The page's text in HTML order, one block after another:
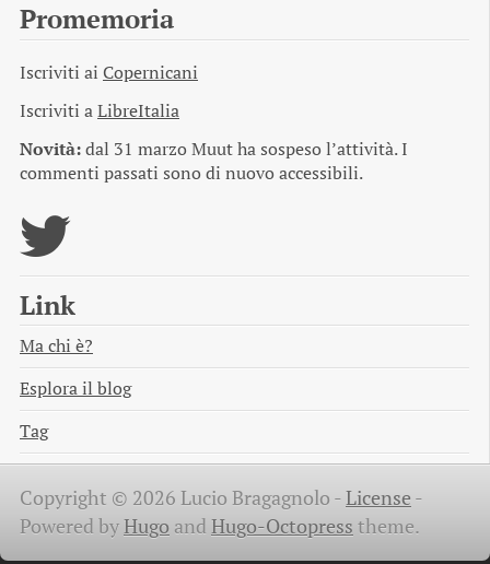
Promemoria
Iscriviti ai Copernicani
Iscriviti aLibreItalia
Novità:dal 31 marzo Muut ha sospeso l’attività. I
commenti passati sono di nuovo accessibili.
Link
Ma chi è?
Esplora il blog
Tag
Copyright © 2026 Lucio Bragagnolo -License -
Powered byHugo and Hugo-Octopress theme.